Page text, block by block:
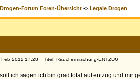
Drogen-Forum Foren-Übersicht -> Legale Drogen
Feb 2012 17:28 Titel: Räuchermischung-ENTZUG
ich sagen ich bin grad total auf entzug und mir